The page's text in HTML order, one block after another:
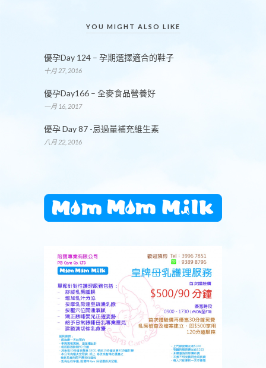
YOU MIGHT ALSO LIKE
優孕Day 124 – 孕期選擇適合的鞋子
十月 27, 2016
優孕Day166 – 全麥食品營養好
一月 16, 2017
優孕 Day 87 -忌過量補充維生素
八月 22, 2016